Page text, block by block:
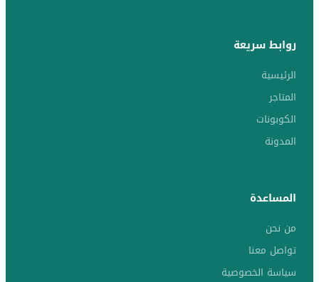
روابط سريعة
الرئيسية
المتاجر
الكوبونات
المدونة
المساعدة
من نحن
تواصل معنا
سياسة الخصوصية